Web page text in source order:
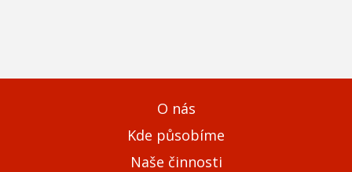
O nás
Kde působíme
Naše činnosti